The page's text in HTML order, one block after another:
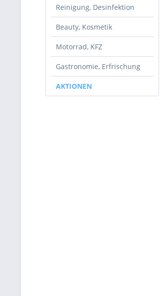
Reinigung, Desinfektion
Beauty, Kosmetik
Motorrad, KFZ
Gastronomie, Erfrischung
AKTIONEN